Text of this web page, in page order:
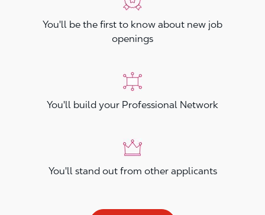
You'll be the first to know about new job
openings
You'll build your Professional Network
You'll stand out from other applicants